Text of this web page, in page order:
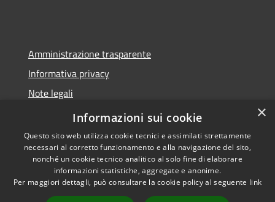
Amministrazione trasparente
Informativa privacy
Note legali
Dichiarazione di accessibilità
Accessibilità
Copyright © 2026 • Comune di
Molinella • Powered by
×
Informazioni sui cookie
Questo sito web utilizza cookie tecnici e assimilati strettamente
necessari al corretto funzionamento e alla navigazione del sito,
nonché un cookie tecnico analitico al solo fine di elaborare
informazioni statistiche, aggregate e anonime.
Per maggiori dettagli, può consultare la cookie policy al seguente link